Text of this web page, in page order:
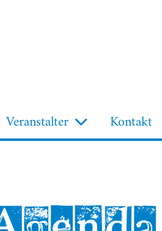
Veranstalter Kontakt